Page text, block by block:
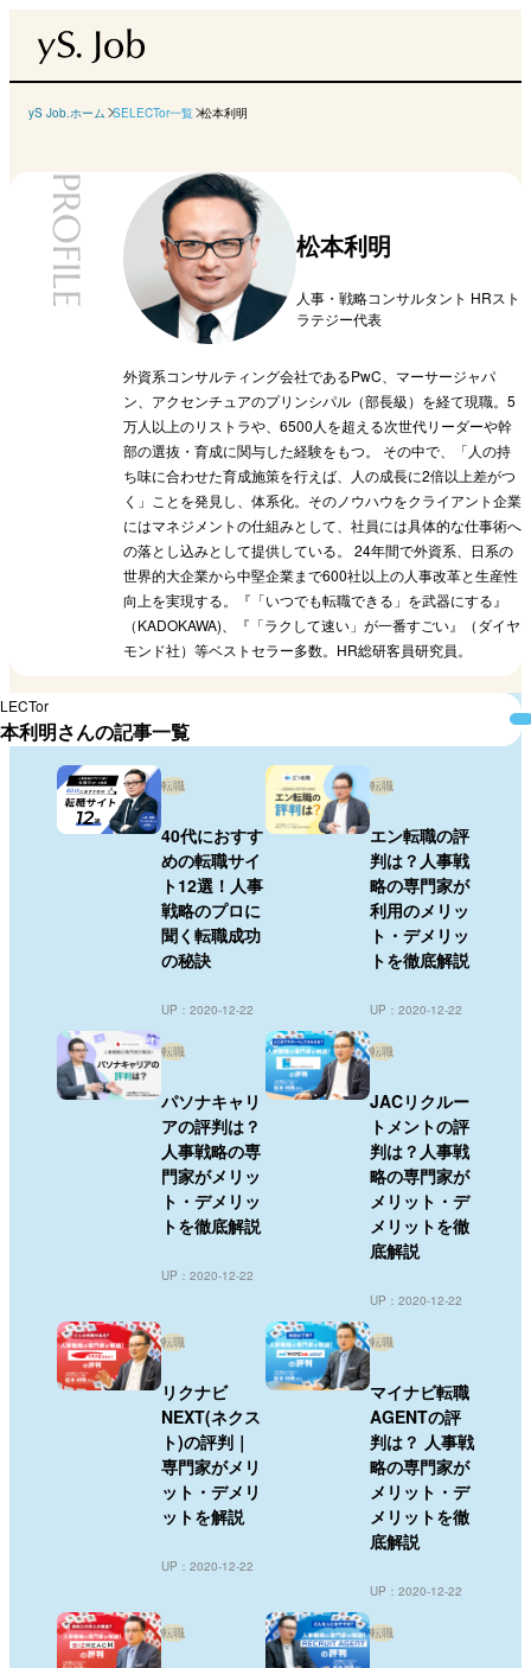
yS Job.ホーム SELECTor一覧 松本利明
PROFILE 松本利明
人事・戦略コンサルタント HRスト
ラテジー代表
外資系コンサルティング会社であるPwC、マーサージャパ
ン、アクセンチュアのプリンシパル（部長級）を経て現職。5
万人以上のリストラや、6500人を超える次世代リーダーや幹
部の選抜・育成に関与した経験をもつ。 その中で、「人の持
ち味に合わせた育成施策を行えば、人の成長に2倍以上差がつ
く」ことを発見し、体系化。そのノウハウをクライアント企業
にはマネジメントの仕組みとして、社員には具体的な仕事術へ
の落とし込みとして提供している。 24年間で外資系、日系の
世界的大企業から中堅企業まで600社以上の人事改革と生産性
向上を実現する。『「いつでも転職できる」を武器にする』
（KADOKAWA)、『「ラクして速い」が一番すごい』（ダイヤ
モンド社）等ベストセラー多数。HR総研客員研究員。
利明さんの記事一覧
転職
40代におすす
めの転職サイ
ト12選！人事
戦略のプロに
聞く転職成功
の秘訣
UP：2020-12-22
転職
エン転職の評
判は？人事戦
略の専門家が
利用のメリッ
ト・デメリッ
トを徹底解説
UP：2020-12-22
転職
パソナキャリ
アの評判は？
人事戦略の専
門家がメリッ
ト・デメリッ
トを徹底解説
UP：2020-12-22
転職
JACリクルー
トメントの評
判は？人事戦
略の専門家が
メリット・デ
メリットを徹
底解説
UP：2020-12-22
転職
リクナビ
NEXT(ネクス
ト)の評判｜
専門家がメリ
ット・デメリ
ットを解説
UP：2020-12-22
転職
マイナビ転職
AGENTの評
判は？ 人事戦
略の専門家が
メリット・デ
メリットを徹
底解説
UP：2020-12-22
転職 転職